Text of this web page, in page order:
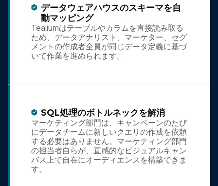
データウェアハウスのスキーマを自
動マッピング
Tealiumはテーブルやカラムを直接読み取る
ため、データアナリスト、マーケター、セグ
メントの作成者全員が同じデータ定義に基づ
いて作業を進められます。
SQL処理のボトルネックを解消
マーケティング部門は、キャンペーンのたび
にデータチームに新しいクエリの作成を依頼
する必要はありません。マーケティング部門
の担当者自らが、直感的なビジュアルキャン
バス上で自在にオーディエンスを構築できま
す。